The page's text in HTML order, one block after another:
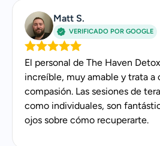
y terapeuta
Nakitha es una terapeuta
décadas de experiencia en
salud mental y seis
entre las que se incluyen el
Matt S.
VERIFICADO POR GOOGLE
El personal de The Haven
increíble, muy amable y trata a
compasión. Las sesiones de
como individuales, son
ojos sobre cómo recuperarte.